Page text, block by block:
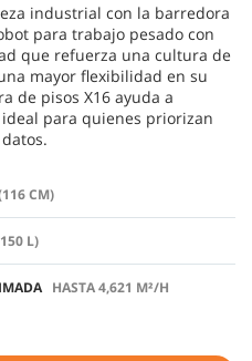
industrial con la barredora
para trabajo pesado con
que refuerza una cultura de
mayor flexibilidad en su
de pisos X16 ayuda a
para quienes priorizan
CM)
L)
HASTA 4,621 M²/H